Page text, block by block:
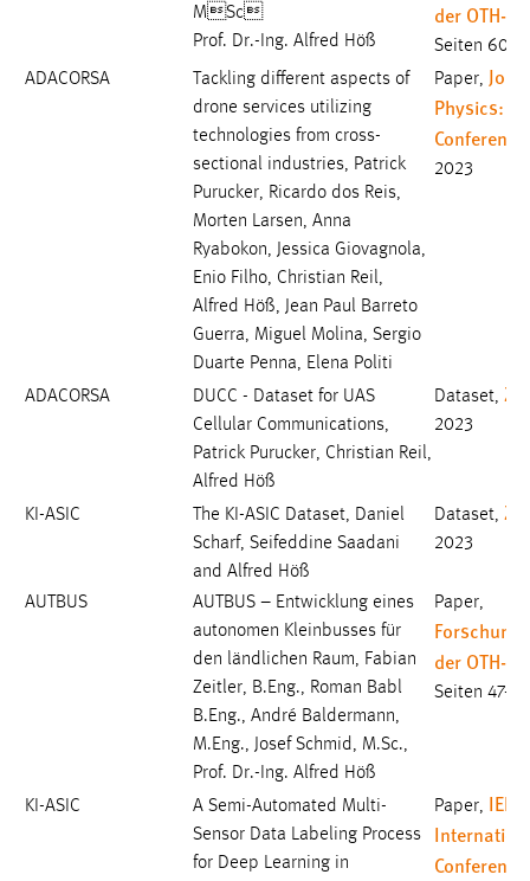
MSc
Prof. Dr.-Ing. Alfred Höß
der OTH-
Seiten 60-
ADACORSA
Tackling different aspects of
drone services utilizing
technologies from cross-
sectional industries, Patrick
Purucker, Ricardo dos Reis,
Morten Larsen, Anna
Ryabokon, Jessica Giovagnola,
Enio Filho, Christian Reil,
Alfred Höß, Jean Paul Barreto
Guerra, Miguel Molina, Sergio
Duarte Penna, Elena Politi
Paper,
Physics:
2023
ADACORSA
DUCC - Dataset for UAS
Cellular Communications,
Patrick Purucker, Christian Reil,
Alfred Höß
Dataset,
2023
KI-ASIC
The KI-ASIC Dataset, Daniel
Scharf, Seifeddine Saadani
and Alfred Höß
Dataset,
2023
AUTBUS
AUTBUS – Entwicklung eines
autonomen Kleinbusses für
den ländlichen Raum, Fabian
Zeitler, B.Eng., Roman Babl
B.Eng., André Baldermann,
M.Eng., Josef Schmid, M.Sc.,
Prof. Dr.-Ing. Alfred Höß
Paper,
der OTH-
Seiten 47-
KI-ASIC
A Semi-Automated Multi-
Sensor Data Labeling Process
for Deep Learning in
Paper,